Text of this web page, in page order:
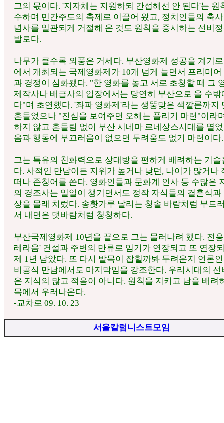
그의 몫이다. '지자체는 지원하되 간섭해선 안 된다'는 원
수하며 민간주도의 축제로 이끌어 왔고, 정치인들의 축
념사를 일관되게 거절해 온 것도 원칙을 중시하는 선비
발로다.
나무가 클수록 외풍은 거세다. 부산영화제 성공을 계기
에서 개최되는 국제영화제가 10개 넘게 늘면서 프리미어
과 경쟁이 심화됐다. "한 영화를 놓고 서로 초청할 때 그
제작사나 배급사의 입장에서는 당연히 부산으로 올 수밖
다"며 초연했다. '좌파 영화제'라는 생뚱맞은 색깔론까지
흔들었으나 "진심을 보여주면 오해는 풀리기 마련"이라
하지 않고 흔들림 없이 부산 시네마 르네상스시대를 열
음과 행동에 부끄러움이 없으면 두려움도 없기 마련이다.
그는 특유의 친화력으로 상대방을 편하게 배려하는 기술
다. 사적인 만남이든 지위가 높거나 낮던, 나이가 많거나
떠나 존칭어를 쓴다. 영화인들과 문화계 인사 등 수많은
의 경조사는 일일이 챙기면서도 정작 자식들의 결혼식과
상을 몰래 치렀다. 송홧가루 날리는 청솔 바람처럼 부드
서 내면은 댓바람처럼 청청하다.
부산국제영화제 10년을 끝으로 그는 물러나려 했다. 전
레라움' 건설과 주변의 만류로 임기가 연장되고 또 연장
제 1년 남았다. 또 다시 발목이 잡힐까봐 두려운지 언론
비공식 만남에서도 마지막임을 강조한다. 우리시대의 선
은 지식의 많고 적음이 아니다. 원칙을 지키고 남을 배려
목에서 우러나온다.
-교차로 09. 10. 23
서울칼럼니스트모임